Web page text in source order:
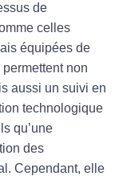
de
celles
équipées de
non
aussi un suivi en
technologique
qu’une
des
Cependant, elle